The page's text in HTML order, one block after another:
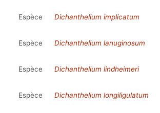
Espèce
Dichanthelium implicatum
Espèce
Dichanthelium lanuginosum
Espèce
Dichanthelium lindheimeri
Espèce
Dichanthelium longiligulatum